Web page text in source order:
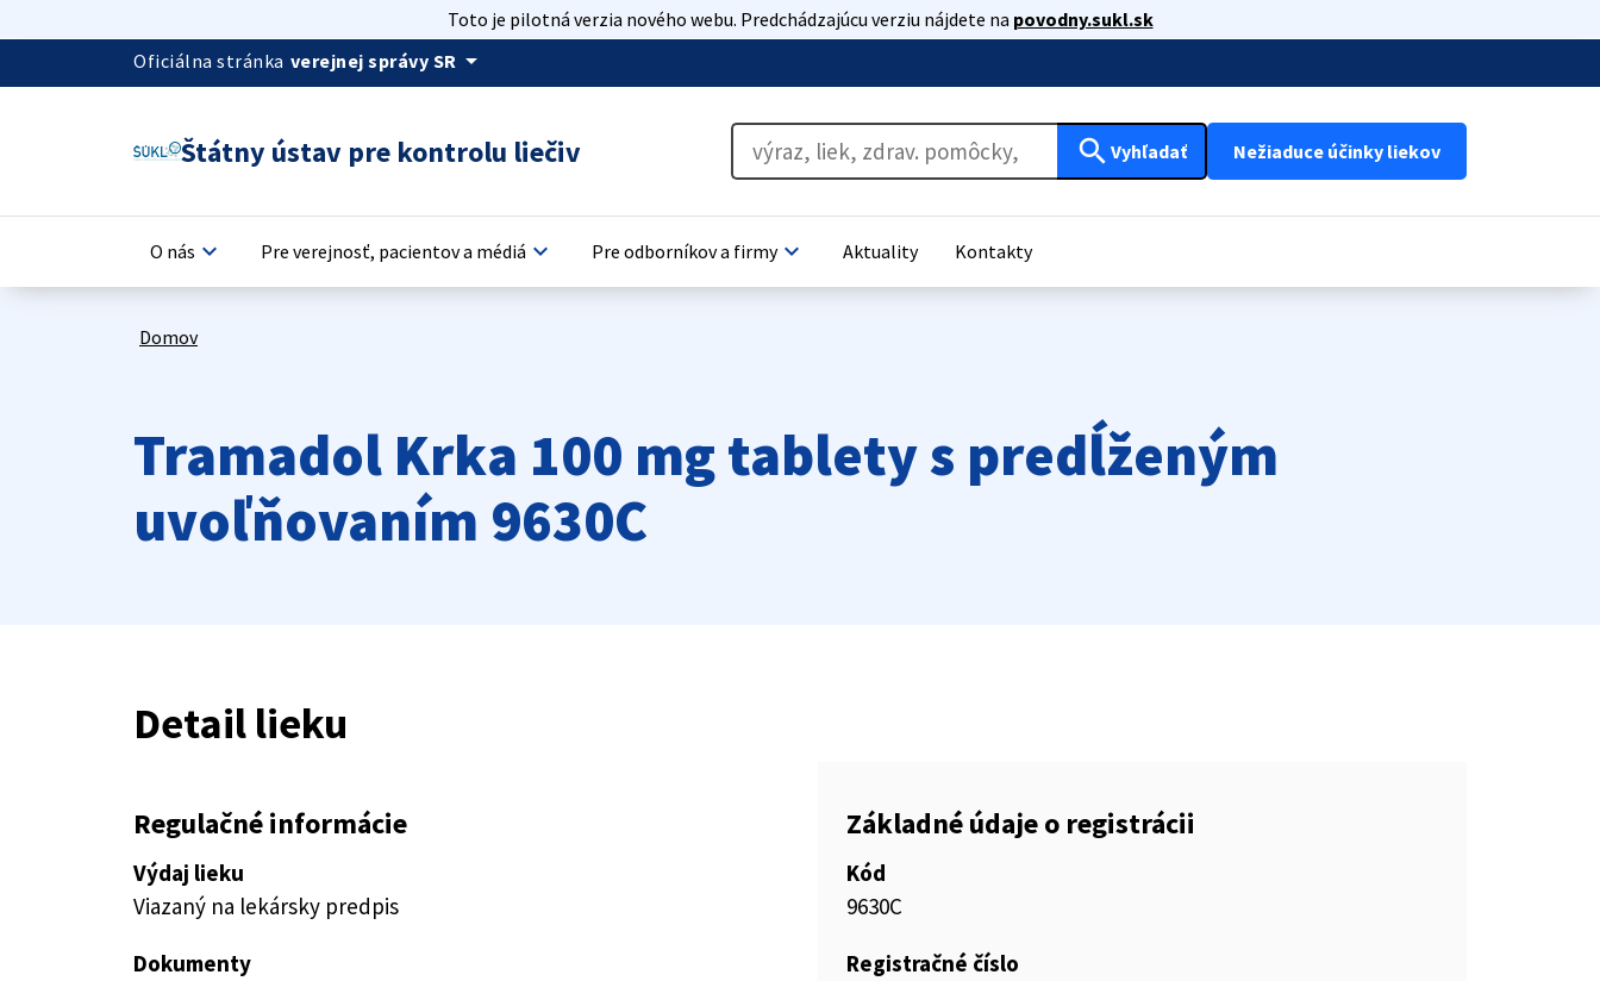
Toto je pilotná verzia nového webu. Predchádzajúcu verziu nájdete na povodny.sukl.sk
Oficiálna stránka verejnej správy SR arrow_drop_down
Štátny ústav pre kontrolu liečiv search Vyhľadať Nežiaduce účinky liekov
O nás keyboard_arrow_down Pre verejnosť, pacientov a médiá keyboard_arrow_down Pre odborníkov a firmykeyboard_arrow_down Aktuality Kontakty
Domov
Tramadol Krka 100 mg tablety s predĺženým
uvoľňovaním 9630C
Detail lieku
Regulačné informácie
Výdaj lieku
Viazaný na lekársky predpis
Dokumenty
Základné údaje o registrácii
Kód
9630C
Registračné číslo